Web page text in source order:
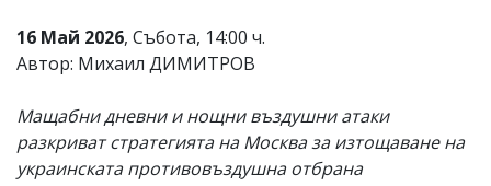
отговорност
за
тях!
откриете
обиден
за
вас
16 Май 2026, Събота, 14:00 ч.
Автор: Михаил ДИМИТРОВ
Мащабни дневни и нощни въздушни атаки
разкриват стратегията на Москва за изтощаване на
украинската противовъздушна отбрана